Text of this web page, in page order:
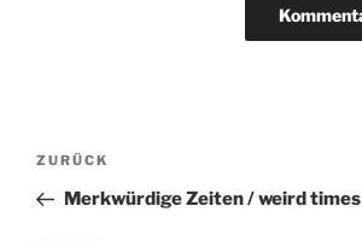
Beitragsnavigation
Vorheriger
Beitrag
ZURÜCK
Merkwürdige Zeiten / weird times